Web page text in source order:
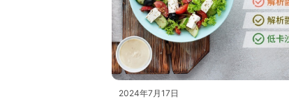
2024年7月17日